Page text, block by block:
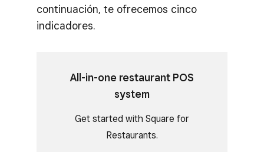
continuación, te ofrecemos cinco
indicadores.
All-in-one restaurant POS
system
Get started with Square for
Restaurants.